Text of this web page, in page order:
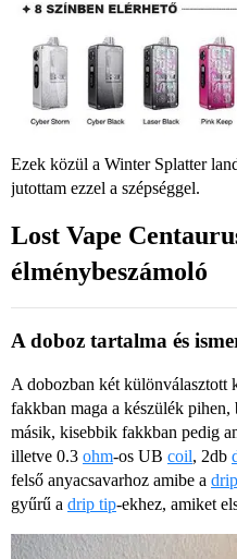
Ezek közül a Winter Splatter
jutottam ezzel a szépséggel.
Lost Vape
élménybeszámoló
A doboz tartalma és
A dobozban két különválasztott
fakkban maga a készülék
másik, kisebbik fakkban pedig
illetve 0.3 ohm-os UB coil, 2db
felső anyacsavarhoz amibe a
gyűrű a drip tip-ekhez, amiket